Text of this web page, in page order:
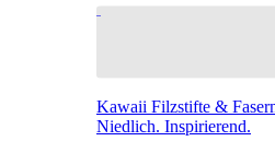
Kawaii Filzstifte &
Niedlich. Inspirierend.